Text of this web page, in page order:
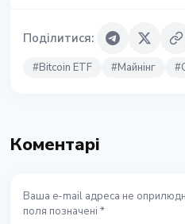
Поділитися:
#Bitcoin ETF #Майнінг #
Коментарі
Ваша e-mail адреса не
поля позначені *